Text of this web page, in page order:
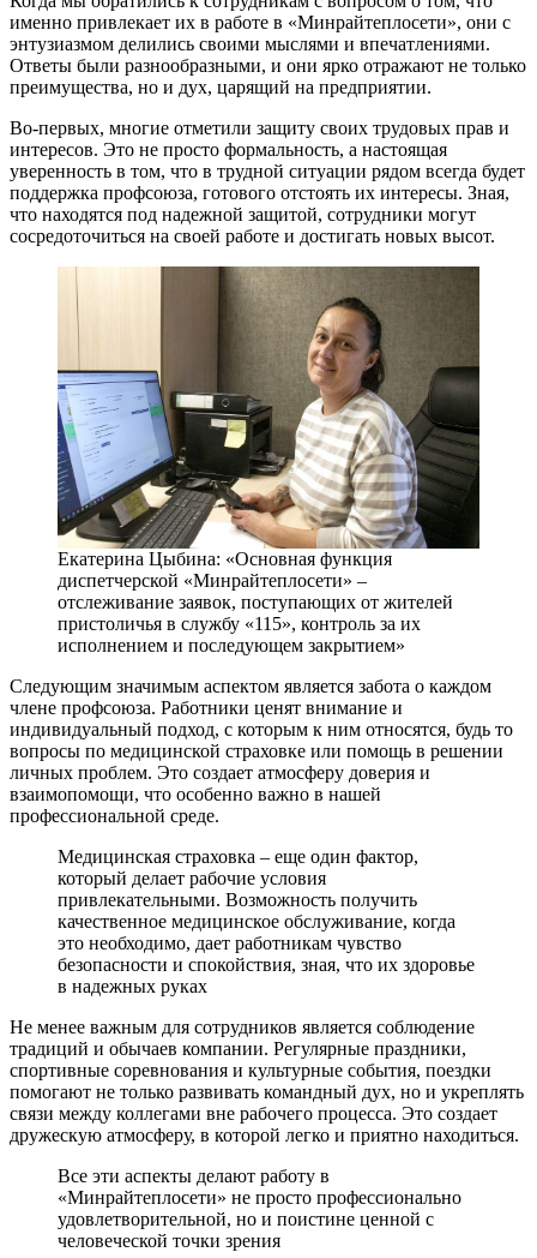
именно привлекает их в работе в «Минрайтеплосети», они с
энтузиазмом делились своими мыслями и впечатлениями.
Ответы были разнообразными, и они ярко отражают не только
преимущества, но и дух, царящий на предприятии.
Во-первых, многие отметили защиту своих трудовых прав и
интересов. Это не просто формальность, а настоящая
уверенность в том, что в трудной ситуации рядом всегда будет
поддержка профсоюза, готового отстоять их интересы. Зная,
что находятся под надежной защитой, сотрудники могут
сосредоточиться на своей работе и достигать новых высот.
Екатерина Цыбина: «Основная функция
диспетчерской «Минрайтеплосети» –
отслеживание заявок, поступающих от жителей
пристоличья в службу «115», контроль за их
исполнением и последующем закрытием»
Следующим значимым аспектом является забота о каждом
члене профсоюза. Работники ценят внимание и
индивидуальный подход, с которым к ним относятся, будь то
вопросы по медицинской страховке или помощь в решении
личных проблем. Это создает атмосферу доверия и
взаимопомощи, что особенно важно в нашей
профессиональной среде.
Медицинская страховка – еще один фактор,
который делает рабочие условия
привлекательными. Возможность получить
качественное медицинское обслуживание, когда
это необходимо, дает работникам чувство
безопасности и спокойствия, зная, что их здоровье
в надежных руках
Не менее важным для сотрудников является соблюдение
традиций и обычаев компании. Регулярные праздники,
спортивные соревнования и культурные события, поездки
помогают не только развивать командный дух, но и укреплять
связи между коллегами вне рабочего процесса. Это создает
дружескую атмосферу, в которой легко и приятно находиться.
Все эти аспекты делают работу в
«Минрайтеплосети» не просто профессионально
удовлетворительной, но и поистине ценной с
человеческой точки зрения